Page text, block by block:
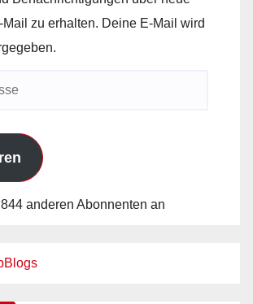
Mail zu erhalten. Deine E-Mail wird
anderen Abonnenten an